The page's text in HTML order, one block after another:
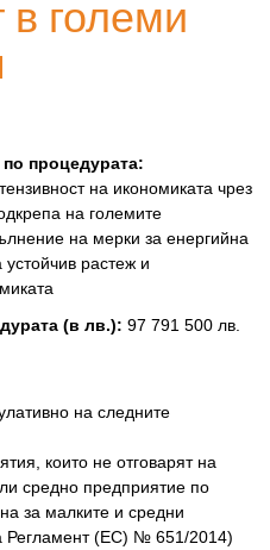
в големи
процедурата:
на икономиката чрез
на големите
на мерки за енергийна
растеж и
(в лв.): 97 791 500 лв.
на следните
които не отговарят на
средно предприятие по
за малките и средни
Регламент (ЕС) № 651/2014)